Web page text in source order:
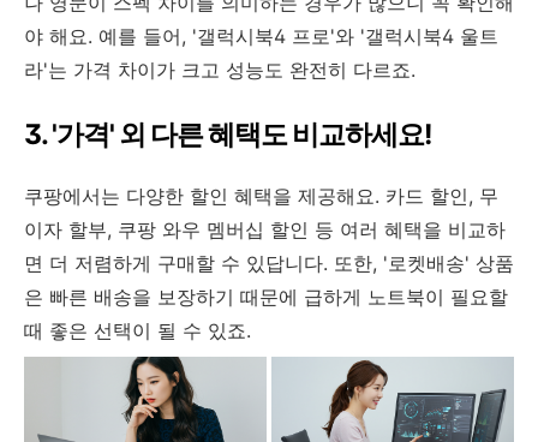
야 해요. 예를 들어, '갤럭시북4 프로'와 '갤럭시북4 울트
라'는 가격 차이가 크고 성능도 완전히 다르죠.
3. '가격' 외 다른 혜택도 비교하세요!
쿠팡에서는 다양한 할인 혜택을 제공해요. 카드 할인, 무
이자 할부, 쿠팡 와우 멤버십 할인 등 여러 혜택을 비교하
면 더 저렴하게 구매할 수 있답니다. 또한, '로켓배송' 상품
은 빠른 배송을 보장하기 때문에 급하게 노트북이 필요할
때 좋은 선택이 될 수 있죠.